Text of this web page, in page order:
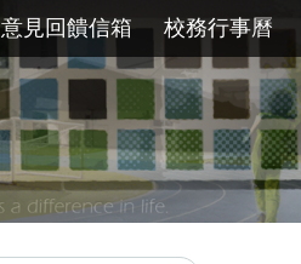
意見回饋信箱 校務行事曆